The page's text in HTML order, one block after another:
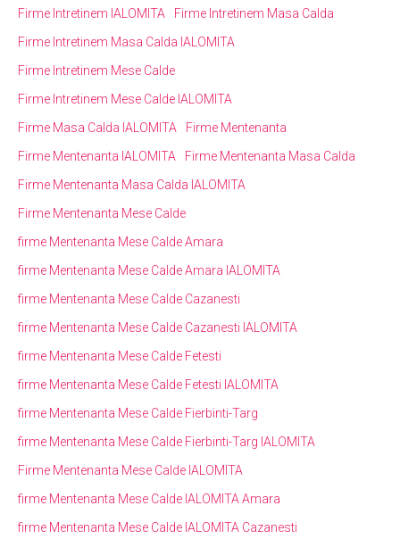
Firme Intretinem IALOMITA
Firme Intretinem Masa Calda
Firme Intretinem Masa Calda IALOMITA
Firme Intretinem Mese Calde
Firme Intretinem Mese Calde IALOMITA
Firme Masa Calda IALOMITA
Firme Mentenanta
Firme Mentenanta IALOMITA
Firme Mentenanta Masa Calda
Firme Mentenanta Masa Calda IALOMITA
Firme Mentenanta Mese Calde
firme Mentenanta Mese Calde Amara
firme Mentenanta Mese Calde Amara IALOMITA
firme Mentenanta Mese Calde Cazanesti
firme Mentenanta Mese Calde Cazanesti IALOMITA
firme Mentenanta Mese Calde Fetesti
firme Mentenanta Mese Calde Fetesti IALOMITA
firme Mentenanta Mese Calde Fierbinti-Targ
firme Mentenanta Mese Calde Fierbinti-Targ IALOMITA
Firme Mentenanta Mese Calde IALOMITA
firme Mentenanta Mese Calde IALOMITA Amara
firme Mentenanta Mese Calde IALOMITA Cazanesti